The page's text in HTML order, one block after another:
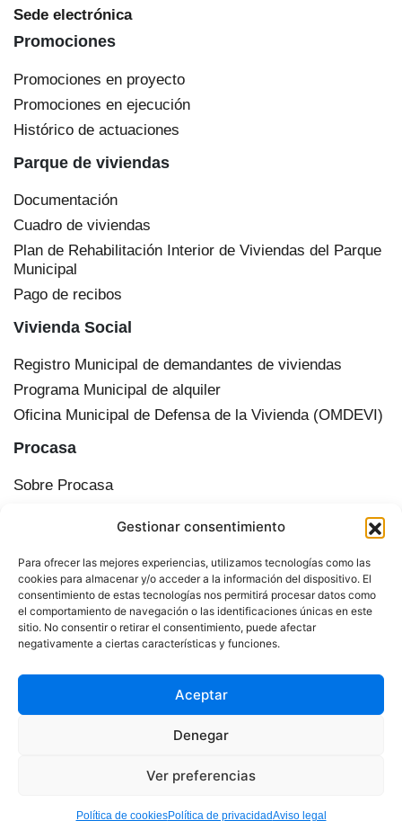
Gestionar consentimiento
Para ofrecer las mejores experiencias, utilizamos tecnologías como las
cookies para almacenar y/o acceder a la información del dispositivo. El
consentimiento de estas tecnologías nos permitirá procesar datos como
el comportamiento de navegación o las identificaciones únicas en este
sitio. No consentir o retirar el consentimiento, puede afectar
negativamente a ciertas características y funciones.
Aceptar
Denegar
Ver preferencias
Política de cookiesPolítica de privacidadAviso legal
Sede electrónica
Promociones
Promociones en proyecto
Promociones en ejecución
Histórico de actuaciones
Parque de viviendas
Documentación
Cuadro de viviendas
Plan de Rehabilitación Interior de Viviendas del Parque
Municipal
Pago de recibos
Vivienda Social
Registro Municipal de demandantes de viviendas
Programa Municipal de alquiler
Oficina Municipal de Defensa de la Vivienda (OMDEVI)
Procasa
Sobre Procasa
Información corporativa
Órganos de administración
Plan Municipal de Vivienda y Suelo de Cádiz
Actualidad
Contacto
© 2025 Procasa. Todos los derechos reservados.
Política de privacidad